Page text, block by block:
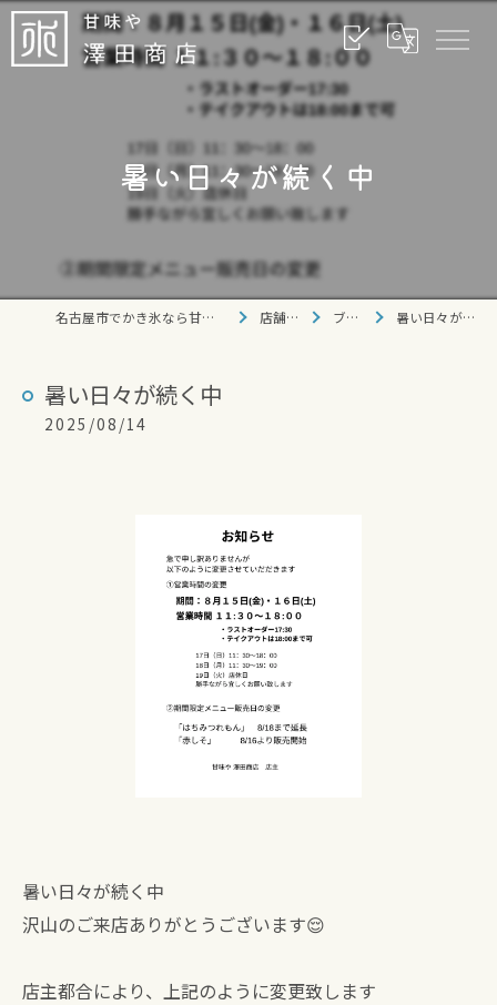
暑い日々が続く中
名古屋市でかき氷なら甘味や 澤田商店 店舗情報 ブログ 暑い日々が続く中
暑い日々が続く中
2025/08/14
暑い日々が続く中
沢山のご来店ありがとうございます😌
店主都合により、上記のように変更致します